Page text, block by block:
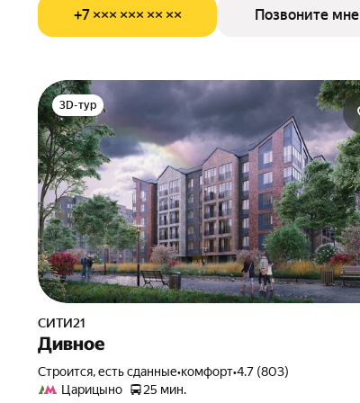
+7 ××× ××× ×× ×× Позвоните мне
3D-тур
СИТИ21
Дивное
Строится, есть сданные•комфорт•4.7 (803)
Царицыно
25 мин.